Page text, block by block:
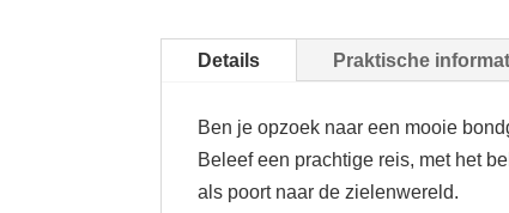
Details Praktische
Ben je opzoek naar een mooie
Beleef een prachtige reis, met het
als poort naar de zielenwereld.